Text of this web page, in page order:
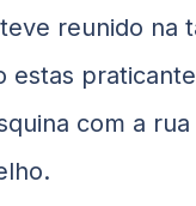
reunido na
estas
com a